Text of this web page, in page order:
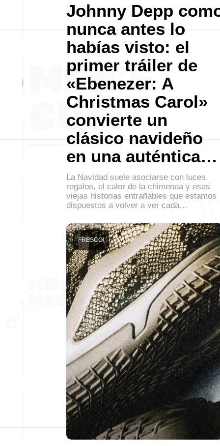
Johnny Depp
nunca antes lo
habías visto: el
primer tráiler de
«Ebenezer: A
Christmas Carol»
convierte un
clásico navideño
en una auténtica…
La Navidad suele asociarse con luces,
regalos, el calor de la chimenea y esas
viejas historias entrañables que estamos
dispuestos a volver a ver cada…
FRESCO!